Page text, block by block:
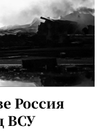
Россия
ВСУ